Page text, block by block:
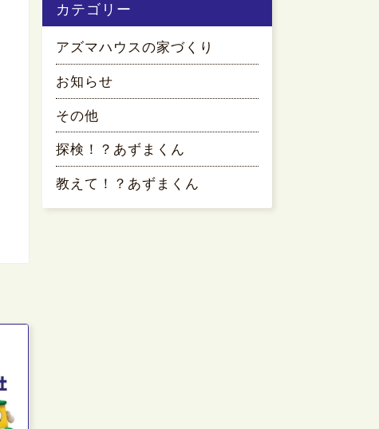
カテゴリー
アズマハウスの家づくり
お知らせ
その他
探検！？あずまくん
教えて！？あずまくん